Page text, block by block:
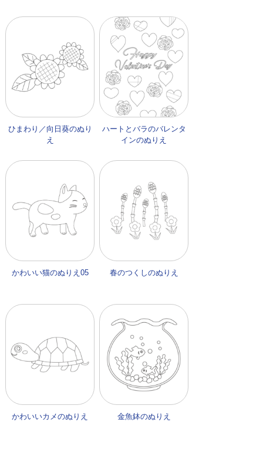
ひまわり／向日葵のぬり
え
ハートとバラのバレンタ
インのぬりえ
かわいい猫のぬりえ05 春のつくしのぬりえ
かわいいカメのぬりえ 金魚鉢のぬりえ